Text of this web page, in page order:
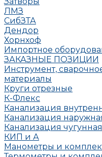
ЛМЗ
СибЗТА
Дендор
Хорнхоф
Импортное
ЗАКАЗНЫЕ ПОЗИЦИИ
Инструмент,
материалы
Круги отрезные
К-Флекс
Канализация
Канализация
Канализация чугунная
КИП и А
Манометры и